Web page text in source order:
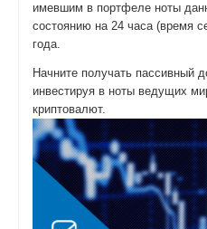
имевшим в портфеле ноты
состоянию на 24 часа (время
года.
Начните получать пассивный
инвестируя в ноты ведущих
криптовалют.